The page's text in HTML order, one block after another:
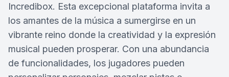
Incredibox. Esta excepcional plataforma invita a
los amantes de la música a sumergirse en un
vibrante reino donde la creatividad y la expresión
musical pueden prosperar. Con una abundancia
de funcionalidades, los jugadores pueden